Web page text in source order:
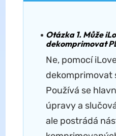
Otázka 1. Může
dekomprimovat
Ne, pomocí
dekomprimovat
Používá se
úpravy a
ale postrádá